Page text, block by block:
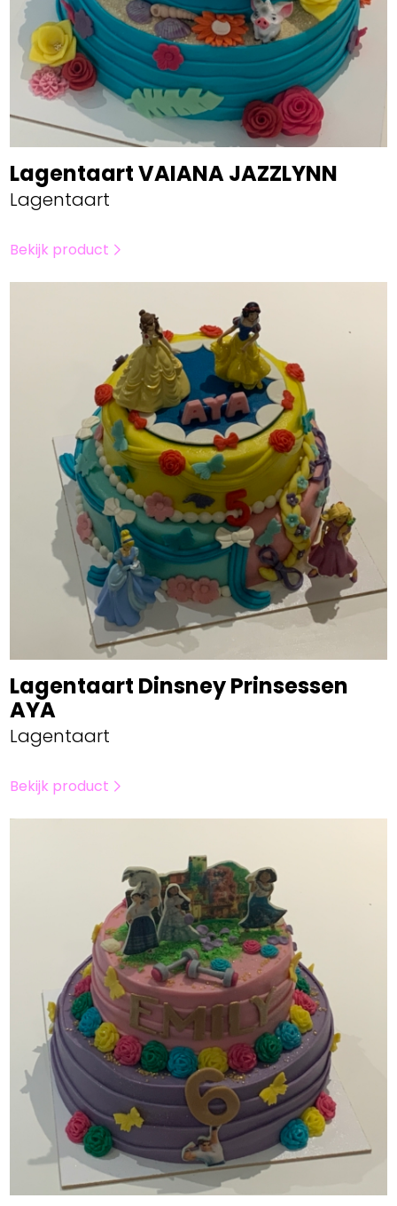
Lagentaart VAIANA JAZZLYNN
Lagentaart
Bekijk product
Lagentaart Dinsney Prinsessen
AYA
Lagentaart
Bekijk product